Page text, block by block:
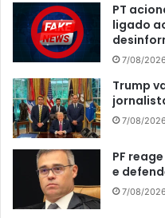
PT
ligado
7/08/2026
Trump
7/08/2026
PF
e
7/08/2026